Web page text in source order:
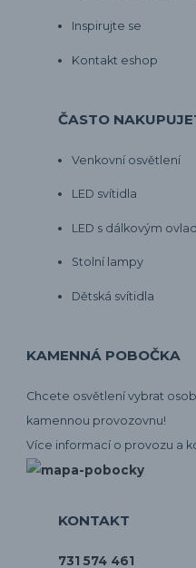
Inspirujte se
Kontakt eshop
ČASTO
Venkovní osvětlení
LED svítidla
LED s dálkovým
Stolní lampy
Dětská svítidla
KAMENNÁ POBOČKA
Chcete osvětlení vybrat
kamennou provozovnu!
Více informací o provozu a
KONTAKT
731 574 461